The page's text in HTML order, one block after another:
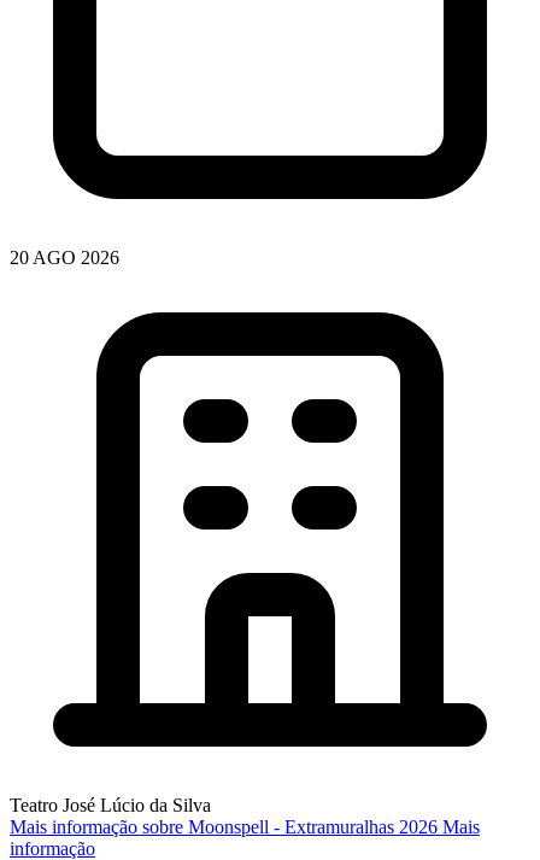
20 AGO 2026
Teatro José Lúcio da Silva
Mais informação sobre Moonspell - Extramuralhas 2026 Mais
informação